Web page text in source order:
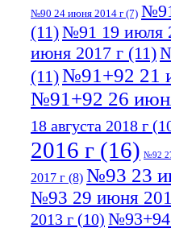
№90 24 июня 2014 г (7)
(11)№91 19 июля
июня 2017 г (11)
(11)№91+92 21
№91+92 26
18 августа 2018 г
2016 г (16) №92
2017 г (8) №93 23
№93 29 июня
2013 г (10) №93+94